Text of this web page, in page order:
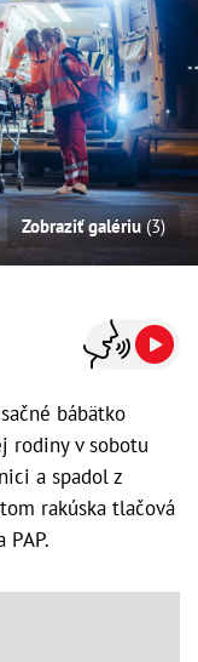
Zobraziť galériu(3)
bábätko
rodiny v sobotu
a spadol z
rakúska tlačová